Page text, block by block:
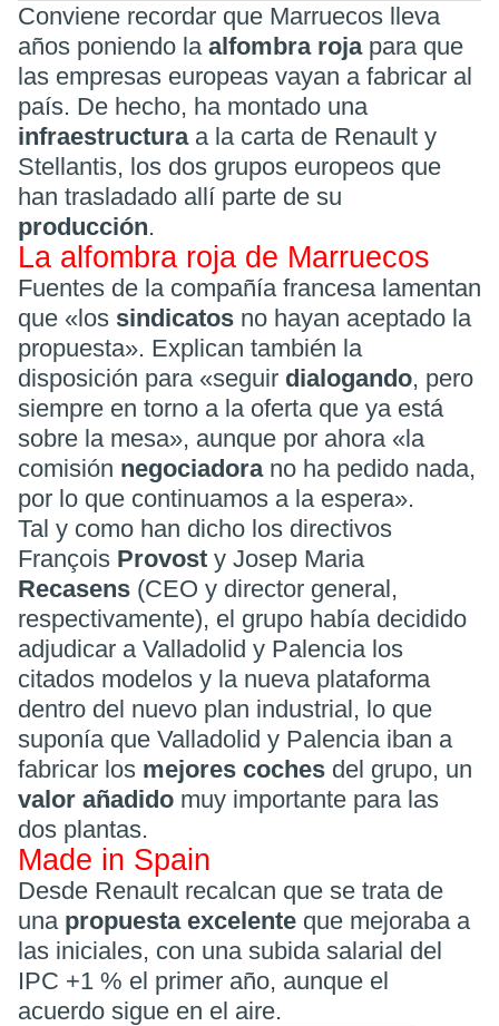
Conviene recordar que Marruecos lleva
años poniendo la alfombra rojapara que
las empresas europeas vayan a fabricar al
país. De hecho, ha montado una
infraestructura a la carta de Renault y
Stellantis, los dos grupos europeos que
han trasladado allí parte de su
producción.
La alfombra roja de Marruecos
Fuentes de la compañía francesa lamentan
que «los sindicatos no hayan aceptado la
propuesta». Explican también la
disposición para «seguir dialogando, pero
siempre en torno a la oferta que ya está
sobre la mesa», aunque por ahora «la
comisión negociadora no ha pedido nada,
por lo que continuamos a la espera».
Tal y como han dicho los directivos
François Provost y Josep Maria
Recasens (CEO y director general,
respectivamente), el grupo había decidido
adjudicar a Valladolid y Palencia los
citados modelos y la nueva plataforma
dentro del nuevo plan industrial, lo que
suponía que Valladolid y Palencia iban a
fabricar los mejores coches del grupo, un
valor añadido muy importante para las
dos plantas.
Made in Spain
Desde Renault recalcan que se trata de
una propuesta excelente que mejoraba a
las iniciales, con una subida salarial del
IPC +1 % el primer año, aunque el
acuerdo sigue en el aire.